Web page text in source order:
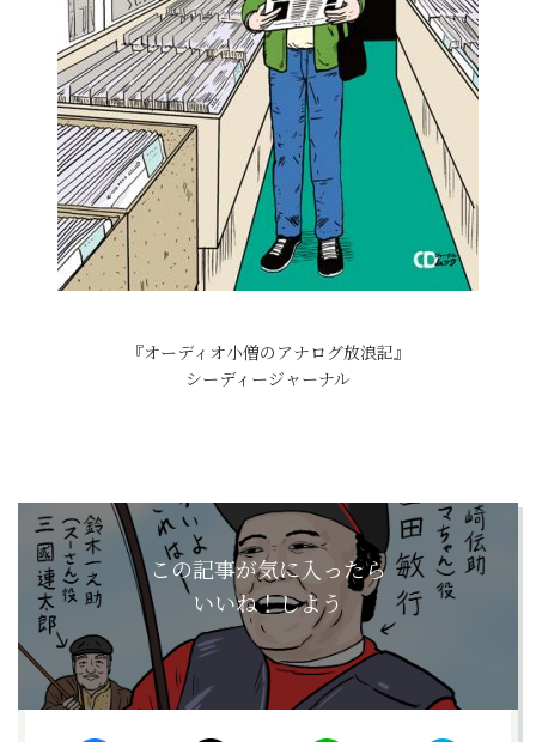
『オーディオ小僧のアナログ放浪記』
シーディージャーナル
この記事が気に入ったら
いいね！しよう